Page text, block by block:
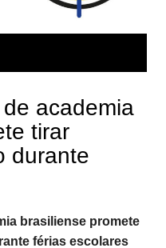
academia
tirar
durante
brasiliense promete
férias escolares